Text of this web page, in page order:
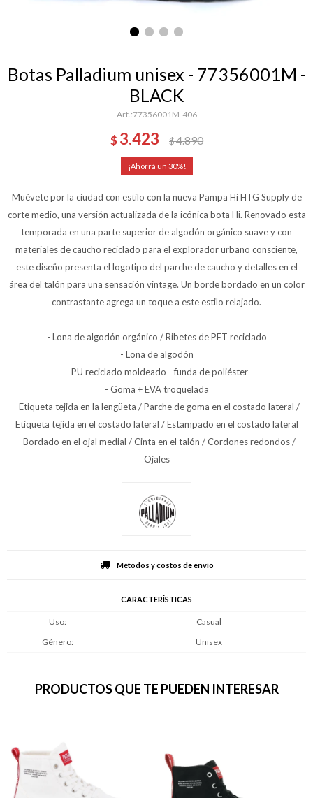
Botas Palladium unisex - 77356001M -
BLACK
77356001M-406
$ 3.423 $4.890
30
Muévete por la ciudad con estilo con la nueva Pampa Hi HTG Supply de
corte medio, una versión actualizada de la icónica bota Hi. Renovado esta
temporada en una parte superior de algodón orgánico suave y con
materiales de caucho reciclado para el explorador urbano consciente,
este diseño presenta el logotipo del parche de caucho y detalles en el
área del talón para una sensación vintage. Un borde bordado en un color
contrastante agrega un toque a este estilo relajado.
- Lona de algodón orgánico / Ribetes de PET reciclado
- Lona de algodón
- PU reciclado moldeado - funda de poliéster
- Goma + EVA troquelada
- Etiqueta tejida en la lengüeta / Parche de goma en el costado lateral /
Etiqueta tejida en el costado lateral / Estampado en el costado lateral
- Bordado en el ojal medial / Cinta en el talón / Cordones redondos /
Ojales
Métodos y costos de envío
CARACTERÍSTICAS
Uso
Casual
Género
Unisex
PRODUCTOS QUE TE PUEDEN INTERESAR